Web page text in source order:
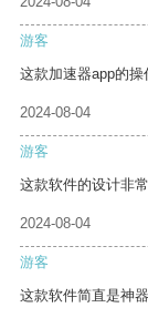
游客
这款加速器app的操
2024-08-04
游客
这款软件的设计非
2024-08-04
游客
这款软件简直是神